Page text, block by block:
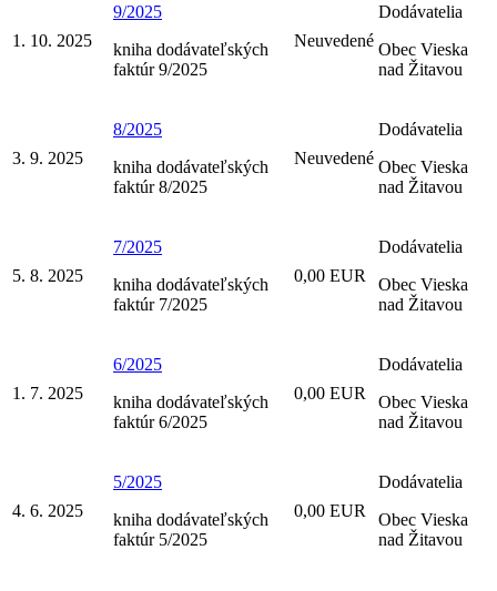
1. 10. 2025
9/2025
kniha dodávateľských
faktúr 9/2025
Neuvedené
Dodávatelia
Obec Vieska
nad Žitavou
3. 9. 2025
8/2025
kniha dodávateľských
faktúr 8/2025
Neuvedené
Dodávatelia
Obec Vieska
nad Žitavou
5. 8. 2025
7/2025
kniha dodávateľských
faktúr 7/2025
0,00 EUR
Dodávatelia
Obec Vieska
nad Žitavou
1. 7. 2025
6/2025
kniha dodávateľských
faktúr 6/2025
0,00 EUR
Dodávatelia
Obec Vieska
nad Žitavou
4. 6. 2025
5/2025
kniha dodávateľských
faktúr 5/2025
0,00 EUR
Dodávatelia
Obec Vieska
nad Žitavou